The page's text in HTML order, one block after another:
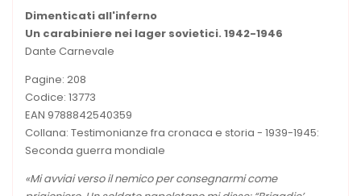
Dimenticati all'inferno
Un carabiniere nei lager sovietici. 1942-1946
Dante Carnevale
Pagine: 208
Codice: 13773
EAN 9788842540359
Collana: Testimonianze fra cronaca e storia - 1939-1945:
Seconda guerra mondiale
«Mi avviai verso il nemico per consegnarmi come